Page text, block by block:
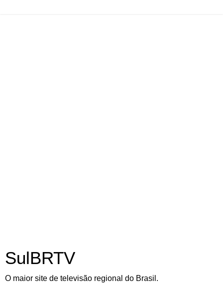
SulBRTV
O maior site de televisão regional do Brasil.